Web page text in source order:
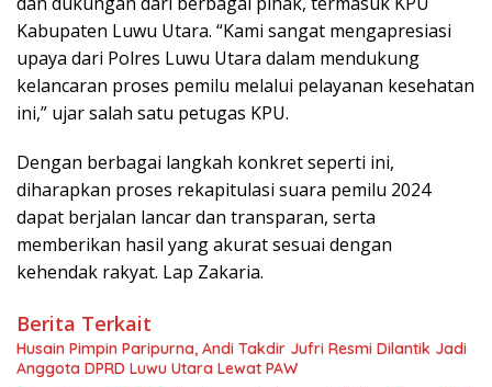
Kabupaten Luwu Utara. “Kami sangat mengapresiasi
upaya dari Polres Luwu Utara dalam mendukung
kelancaran proses pemilu melalui pelayanan kesehatan
ini,” ujar salah satu petugas KPU.
Dengan berbagai langkah konkret seperti ini,
diharapkan proses rekapitulasi suara pemilu 2024
dapat berjalan lancar dan transparan, serta
memberikan hasil yang akurat sesuai dengan
kehendak rakyat. Lap Zakaria.
Berita Terkait
Husain Pimpin Paripurna, Andi Takdir Jufri Resmi Dilantik Jadi
Anggota DPRD Luwu Utara Lewat PAW